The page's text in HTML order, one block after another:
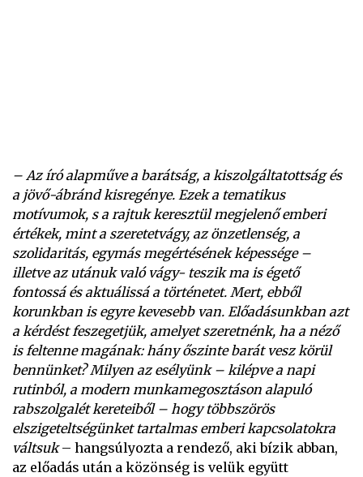
– Az író alapműve a barátság, a kiszolgáltatottság és
a jövő-ábránd kisregénye. Ezek a tematikus
motívumok, s a rajtuk keresztül megjelenő emberi
értékek, mint a szeretetvágy, az önzetlenség, a
szolidaritás, egymás megértésének képessége –
illetve az utánuk való vágy- teszik ma is égető
fontossá és aktuálissá a történetet. Mert, ebből
korunkban is egyre kevesebb van. Előadásunkban azt
a kérdést feszegetjük, amelyet szeretnénk, ha a néző
is feltenne magának: hány őszinte barát vesz körül
bennünket? Milyen az esélyünk – kilépve a napi
rutinból, a modern munkamegosztáson alapuló
rabszolgalét kereteiből – hogy többszörös
elszigeteltségünket tartalmas emberi kapcsolatokra
váltsuk– hangsúlyozta a rendező, aki bízik abban,
az előadás után a közönség is velük együtt